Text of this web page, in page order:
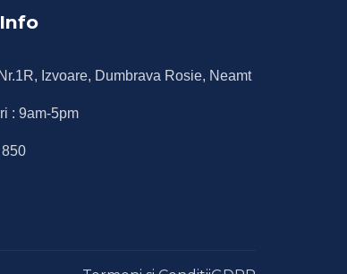
Izvoare, Dumbrava Rosie, Neamt
: 9am-5pm